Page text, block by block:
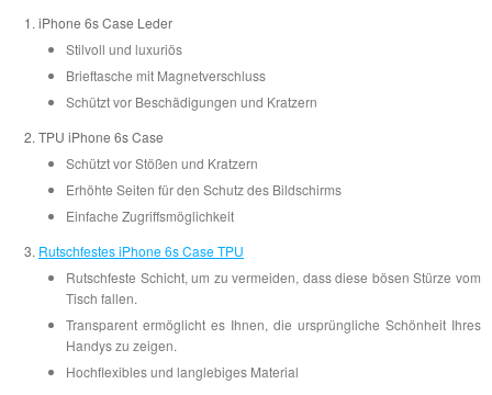
iPhone 6s Case Leder
Stilvoll und luxuriös
Brieftasche mit Magnetverschluss
Schützt vor Beschädigungen und Kratzern
TPU iPhone 6s Case
Schützt vor Stößen und Kratzern
Erhöhte Seiten für den Schutz des Bildschirms
Einfache Zugriffsmöglichkeit
Rutschfestes iPhone 6s Case TPU
Rutschfeste Schicht, um zu vermeiden, dass diese bösen Stürze vom
Tisch fallen.
Transparent ermöglicht es Ihnen, die ursprüngliche Schönheit Ihres
Handys zu zeigen.
Hochflexibles und langlebiges Material